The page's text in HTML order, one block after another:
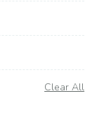
Clear All